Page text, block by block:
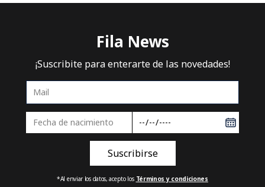
Fila News
¡Suscribite para enterarte de las novedades!
*Al enviar los datos, acepto los Términos y condiciones